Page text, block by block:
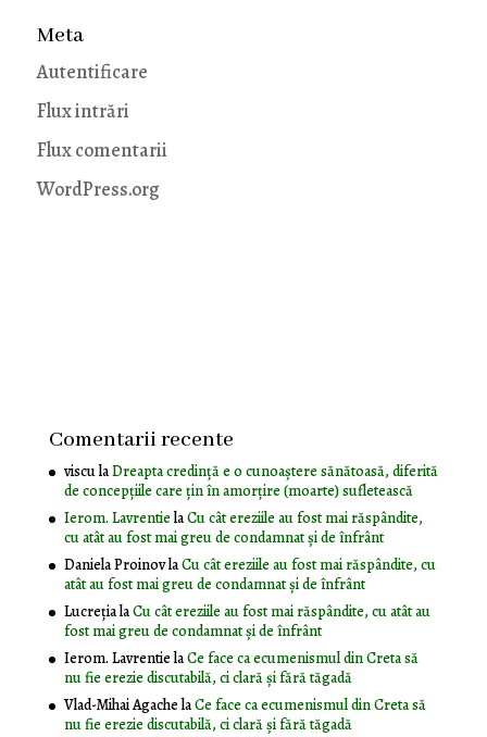
Meta
Autentificare
Flux intrări
Flux comentarii
WordPress.org
Comentarii recente
visculaDreapta credință e o cunoaștere sănătoasă, diferită
de concepțiile care țin în amorțire (moarte) sufletească
Ierom. LavrentielaCu cât ereziile au fost mai răspândite,
cu atât au fost mai greu de condamnat și de înfrânt
Daniela ProinovlaCu cât ereziile au fost mai răspândite, cu
atât au fost mai greu de condamnat și de înfrânt
LucrețialaCu cât ereziile au fost mai răspândite, cu atât au
fost mai greu de condamnat și de înfrânt
Ierom. LavrentielaCe face ca ecumenismul din Creta să
nu fie erezie discutabilă, ci clară și fără tăgadă
Vlad-Mihai AgachelaCe face ca ecumenismul din Creta să
nu fie erezie discutabilă, ci clară și fără tăgadă